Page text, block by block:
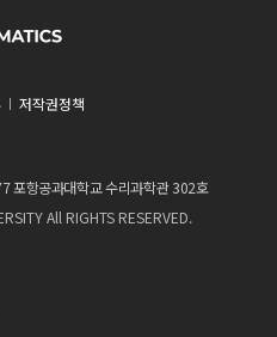
저작권정책
포항공과대학교 수리과학관 302호
All RIGHTS RESERVED.